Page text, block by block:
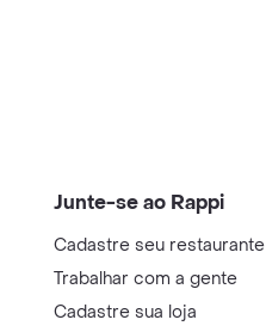
Junte-se ao Rappi
Cadastre seu restaurante
Trabalhar com a gente
Cadastre sua loja